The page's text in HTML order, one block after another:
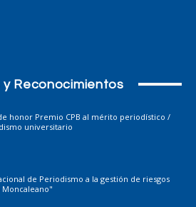
y Reconocimientos
honor Premio CPB al mérito periodístico /
universitario
de Periodismo a la gestión de riesgos